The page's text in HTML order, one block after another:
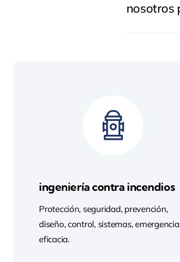
nosotros
ingeniería contra incendios
Protección, seguridad, prevención,
diseño, control, sistemas,
eficacia.